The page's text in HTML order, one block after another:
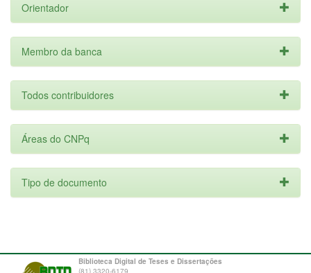
Orientador
Membro da banca
Todos contribuidores
Áreas do CNPq
Tipo de documento
Biblioteca Digital de Teses e Dissertações
(81) 3320-6179